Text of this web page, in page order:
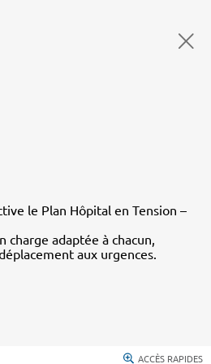
le Plan Hôpital en Tension –
charge adaptée à chacun,
aux urgences.
ACCÈS RAPIDES